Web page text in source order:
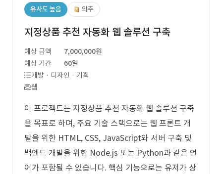
유사도 높음 외주
지정상품 추천 자동화 웹 솔루션 구축
예상 금액
7,000,000원
예상 기간
60일
개발 · 디자인 · 기획
웹
이 프로젝트는 지정상품 추천 자동화 웹 솔루션 구축
을 목표로 하며, 주요 기술 스택으로는 웹 프론트 개
발을 위한 HTML, CSS, JavaScript와 서버 구축 및
백엔드 개발을 위한 Node.js 또는 Python과 같은 언
어가 포함될 수 있습니다. 핵심 기능으로는 유저가 상